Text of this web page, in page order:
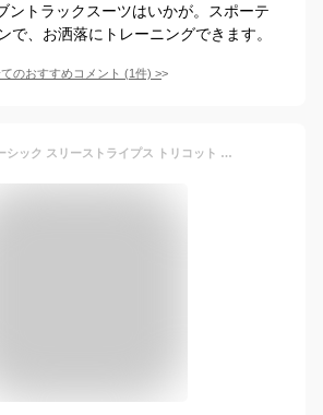
ントラックスーツはいかが。スポーテ
で、お洒落にトレーニングできます。
のおすすめコメント (1件) >
アディダス ベーシック スリーストライプス トリコット トラックスーツ adidas 【サッカー・フットサル】 ウェア ジャージ メンズ 上下セット セットアップ ジャージジャケット フルジップ ジャージパンツ ロングパンツ 練習 トレーニング スポーツウェア (ECS77)